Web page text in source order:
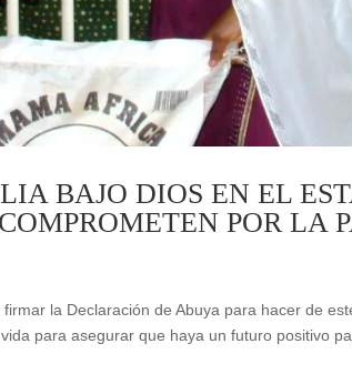
BAJO DIOS EN EL
POR LA
la Declaración de Abuya para hacer de
para asegurar que haya un futuro positivo